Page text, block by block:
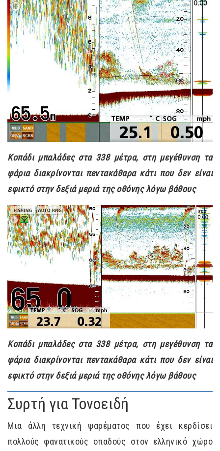
Κοπάδι μπαλάδες στα 338 μέτρα, στη μεγέθυνση τα
ψάρια διακρίνονται πεντακάθαρα κάτι που δεν είναι
εφικτό στην δεξιά μεριά της οθόνης λόγω βάθους
Κοπάδι μπαλάδες στα 338 μέτρα, στη μεγέθυνση τα
ψάρια διακρίνονται πεντακάθαρα κάτι που δεν είναι
εφικτό στην δεξιά μεριά της οθόνης λόγω βάθους
Συρτή για Τονοειδή
Μια άλλη τεχνική ψαρέματος που έχει κερδίσει
πολλούς φανατικούς οπαδούς στον ελληνικό χώρο